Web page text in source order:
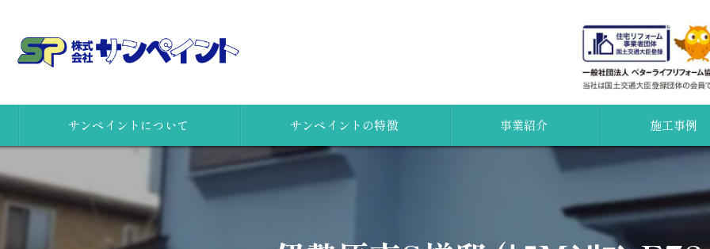
サンペイントについて
会社概要
社員の想い
サンペイントの特徴
女性一級建築士
事業紹介 施工事例